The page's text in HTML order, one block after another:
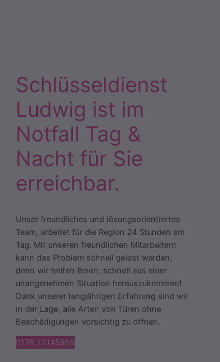
Schlüsseldienst
Ludwig ist im
Notfall Tag &
Nacht für Sie
erreichbar.
Unser freundliches und lösungsorientiertes
Team, arbeitet für die Region 24 Stunden am
Tag. Mit unseren freundlichen Mitarbeitern
kann das Problem schnell gelöst werden,
denn wir helfen Ihnen, schnell aus einer
unangenehmen Situation herauszukommen!
Dank unserer langjährigen Erfahrung sind wir
in der Lage, alle Arten von Türen ohne
Beschädigungen vorsichtig zu öffnen.
0176 22145965